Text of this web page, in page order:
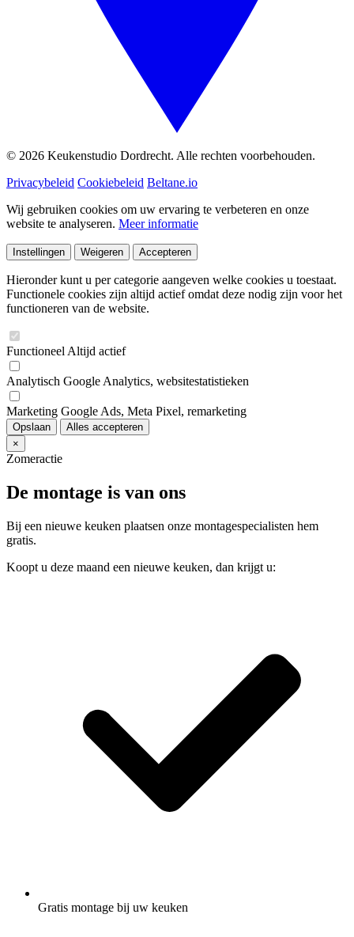
© 2026 Keukenstudio Dordrecht. Alle rechten voorbehouden.
Privacybeleid Cookiebeleid Beltane.io
Wij gebruiken cookies om uw ervaring te verbeteren en onze
website te analyseren. Meer informatie
Instellingen Weigeren Accepteren
Hieronder kunt u per categorie aangeven welke cookies u toestaat.
Functionele cookies zijn altijd actief omdat deze nodig zijn voor het
functioneren van de website.
Functioneel Altijd actief
Analytisch Google Analytics, websitestatistieken
Marketing Google Ads, Meta Pixel, remarketing
Opslaan
Alles accepteren
×
Zomeractie
De montage is van ons
Bij een nieuwe keuken plaatsen onze montagespecialisten hem
gratis.
Koopt u deze maand een nieuwe keuken, dan krijgt u:
Gratis montage bij uw keuken